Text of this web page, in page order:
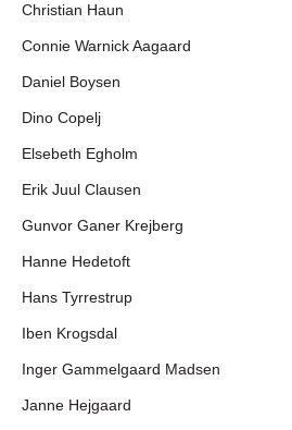
Christian Haun
Connie Warnick Aagaard
Daniel Boysen
Dino Copelj
Elsebeth Egholm
Erik Juul Clausen
Gunvor Ganer Krejberg
Hanne Hedetoft
Hans Tyrrestrup
Iben Krogsdal
Inger Gammelgaard Madsen
Janne Hejgaard